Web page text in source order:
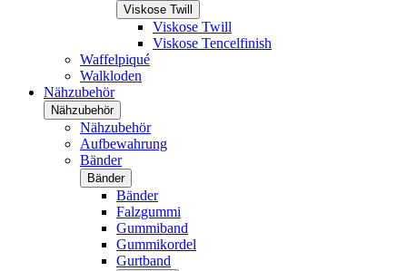
Viskose Twill
Viskose Twill
Viskose Tencelfinish
Waffelpiqué
Walkloden
Nähzubehör
Nähzubehör
Nähzubehör
Aufbewahrung
Bänder
Bänder
Bänder
Falzgummi
Gummiband
Gummikordel
Gurtband